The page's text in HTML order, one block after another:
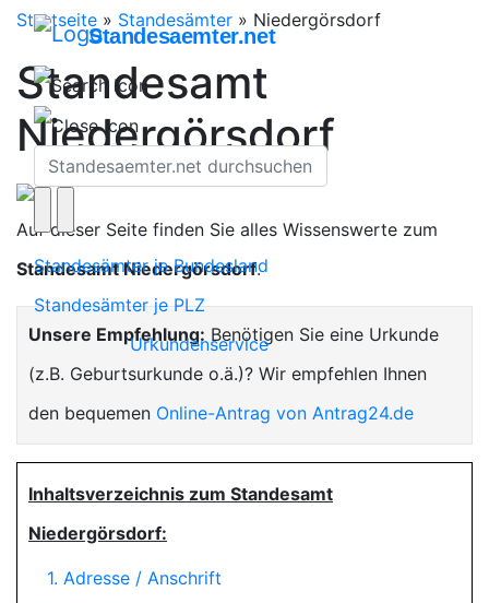
Standesaemter.net
Standesämter je Bundesland
Standesämter je PLZ
Urkundenservice
Startseite » Standesämter » Niedergörsdorf
Standesamt
Niedergörsdorf
Auf dieser Seite finden Sie alles Wissenswerte zum
Standesamt Niedergörsdorf.
Unsere Empfehlung: Benötigen Sie eine Urkunde
(z.B. Geburtsurkunde o.ä.)? Wir empfehlen Ihnen
den bequemen Online-Antrag von Antrag24.de
Inhaltsverzeichnis zum Standesamt
Niedergörsdorf:
1. Adresse / Anschrift